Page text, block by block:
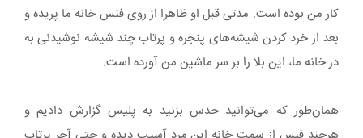
کار من بوده است. مدتی قبل او ظاهرا از روی فنس خانه ما پریده و
بعد از خرد کردن شیشه‌های پنجره و پرتاب چند شیشه نوشیدنی به
در خانه ما، این بلا را بر سر ماشین من آورده است.
همان‌طور که می‌توانید حدس بزنید به پلیس گزارش دادیم و